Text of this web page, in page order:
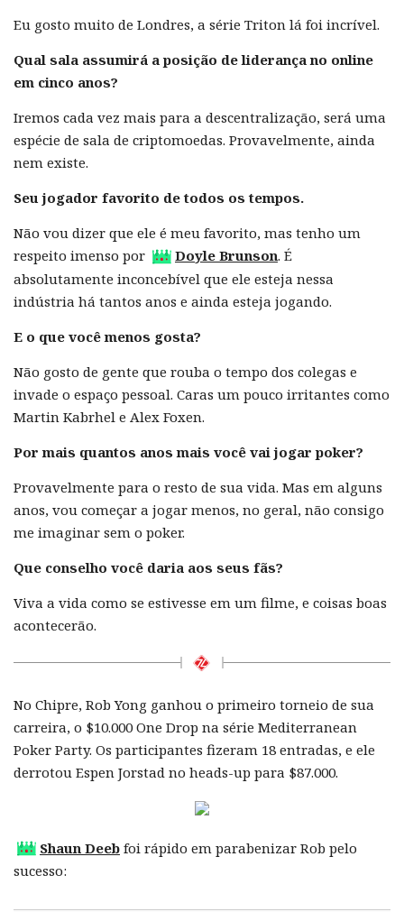
Eu gosto muito de Londres, a série Triton lá foi incrível.
Qual sala assumirá a posição de liderança no online
em cinco anos?
Iremos cada vez mais para a descentralização, será uma
espécie de sala de criptomoedas. Provavelmente, ainda
nem existe.
Seu jogador favorito de todos os tempos.
Não vou dizer que ele é meu favorito, mas tenho um
respeito imenso por
Doyle Brunson. É
absolutamente inconcebível que ele esteja nessa
indústria há tantos anos e ainda esteja jogando.
E o que você menos gosta?
Não gosto de gente que rouba o tempo dos colegas e
invade o espaço pessoal. Caras um pouco irritantes como
Martin Kabrhel e Alex Foxen.
Por mais quantos anos mais você vai jogar poker?
Provavelmente para o resto de sua vida. Mas em alguns
anos, vou começar a jogar menos, no geral, não consigo
me imaginar sem o poker.
Que conselho você daria aos seus fãs?
Viva a vida como se estivesse em um filme, e coisas boas
acontecerão.
No Chipre, Rob Yong ganhou o primeiro torneio de sua
carreira, o $10.000 One Drop na série Mediterranean
Poker Party. Os participantes fizeram 18 entradas, e ele
derrotou Espen Jorstad no heads-up para $87.000.
Shaun Deeb foi rápido em parabenizar Rob pelo
sucesso: